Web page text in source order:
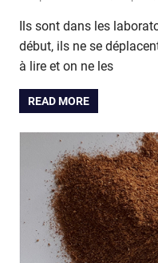
Ils sont dans les
début, ils ne se
à lire et on ne les
READ MORE